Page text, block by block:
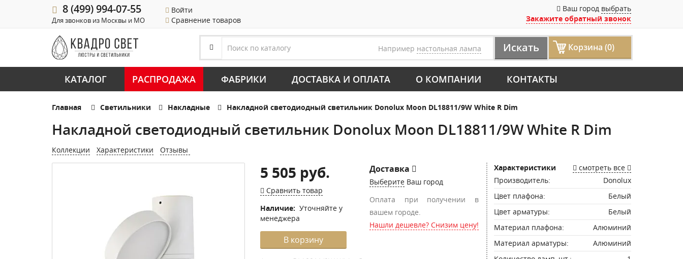
8 (499) 994-07-55
Для звонков из Москвы и МО
Войти
Сравнение товаров
Ваш город выбрать
Закажите обратный звонок
Например настольная лампа Искать Корзина (0)
КАТАЛОГ РАСПРОДАЖА ФАБРИКИ ДОСТАВКА И ОПЛАТА О КОМПАНИИ КОНТАКТЫ
Главная Светильники Накладные Накладной светодиодный светильник Donolux Moon DL18811/9W White R Dim
Накладной светодиодный светильник Donolux Moon DL18811/9W White R Dim
Коллекции Характеристики Отзывы
5 505 руб.
Сравнить товар
Наличие: Уточняйте у
менеджера
В корзину
Доставка
Выберите Ваш город
Оплата при получении в
вашем городе.
Нашли дешевле? Снизим цену!
Характеристики
смотреть все
Производитель:
Donolux
Цвет плафона:
Белый
Цвет арматуры:
Белый
Материал плафона:
Алюминий
Материал арматуры:
Алюминий